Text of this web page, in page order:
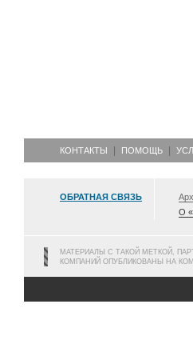
КОНТАКТЫ ПОМОЩЬ
ОБРАТНАЯ СВЯЗЬ
О
МАТЕРИАЛЫ С ТАКОЙ МЕТКОЙ,
КОМПАНИЙ ОПУБЛИКОВАНЫ НА